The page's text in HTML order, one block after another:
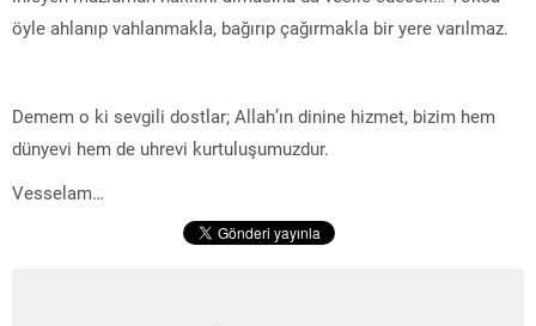
öyle ahlanıp vahlanmakla, bağırıp çağırmakla bir yere varılmaz.
Demem o ki sevgili dostlar; Allah’ın dinine hizmet, bizim hem
dünyevi hem de uhrevi kurtuluşumuzdur.
Vesselam…